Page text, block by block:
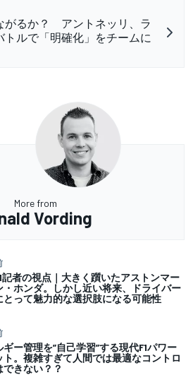
がるか？ アントネッリ、ラ
トルで「明確化」をチームに
More from
Vording
記者の視点｜大きく躓いたアストンマー
・ホンダ。しかし近い将来、ドライバー
とって魅力的な選択肢になる可能性
ギー管理を”自己学習”する現代F1パワー
ト。複雑すぎて人間では最適なコントロ
できない？？